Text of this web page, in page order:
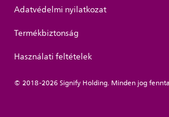
Adatvédelmi nyilatkozat
Termékbiztonság
Használati feltételek
© 2018-2026 Signify Holding. Minden jog